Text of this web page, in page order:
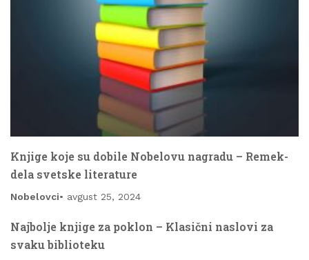
Knjige koje su dobile Nobelovu nagradu – Remek-
dela svetske literature
Nobelovci avgust 25, 2024
Najbolje knjige za poklon – Klasični naslovi za
svaku biblioteku